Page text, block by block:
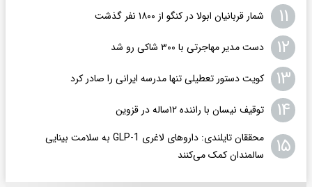
۱۱ شمار قربانیان ابولا در کنگو از ۱۸۰۰ نفر گذشت
۱۲ دست مدیر مهاجرتی با ۳۰۰ شاکی رو شد
۱۳ کویت دستور تعطیلی تنها مدرسه ایرانی را صادر کرد
۱۴ توقیف نیسان با راننده ۱۲ساله در قزوین
۱۵
محققان تایلندی: داروهای لاغری GLP-1 به سلامت بینایی
سالمندان کمک می‌کنند